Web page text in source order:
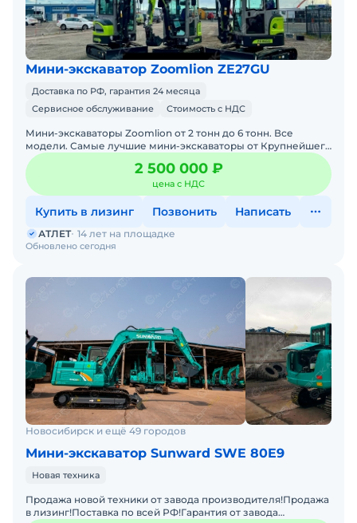
Мини-экскаватор Zoomlion ZE27GU
Доставка по РФ, гарантия 24 месяца
Сервисное обслуживание
Стоимость с НДС
Мини-экскаваторы Zoomlion от 2 тонн до 6 тонн. Все
модели. Самые лучшие мини-экскаваторы от Крупнейшего
производителя ZOOMLION из Китая, в наличии со складов в
2 500 000 ₽
цена с НДС
Купить в лизинг Позвонить Написать
Обновлено сегодня
АТЛЕТ 14 лет на площадке
Новосибирск и ещё 49 городов
Мини-экскаватор Sunward SWE 80E9
Новая техника
Продажа новой техники от завода производителя!Продажа
в лизинг!Поставка по всей РФ!Гарантия от завода